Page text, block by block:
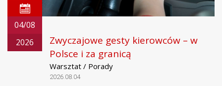
04/08
2026
Zwyczajowe gesty kierowców – w
Polsce i za granicą
Warsztat / Porady
2026.08.04